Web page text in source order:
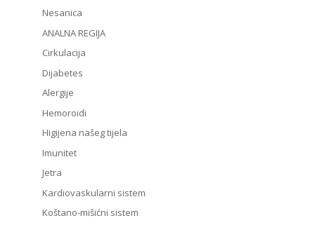
Nesanica
ANALNA REGIJA
Cirkulacija
Dijabetes
Alergije
Hemoroidi
Higijena našeg tijela
Imunitet
Jetra
Kardiovaskularni sistem
Koštano-mišićni sistem